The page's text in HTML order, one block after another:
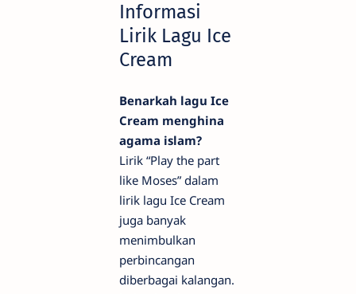
Informasi
Lirik Lagu Ice
Cream
Benarkah lagu Ice
Cream menghina
agama islam?
Lirik “Play the part
like Moses” dalam
lirik lagu Ice Cream
juga banyak
menimbulkan
perbincangan
diberbagai kalangan.